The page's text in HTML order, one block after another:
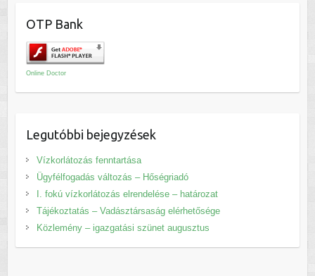
OTP Bank
Online Doctor
Legutóbbi bejegyzések
Vízkorlátozás fenntartása
Ügyfélfogadás változás – Hőségriadó
I. fokú vízkorlátozás elrendelése – határozat
Tájékoztatás – Vadásztársaság elérhetősége
Közlemény – igazgatási szünet augusztus